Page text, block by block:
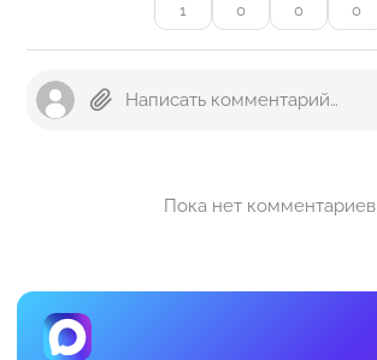
1 0 0 0
Пока нет комментариев